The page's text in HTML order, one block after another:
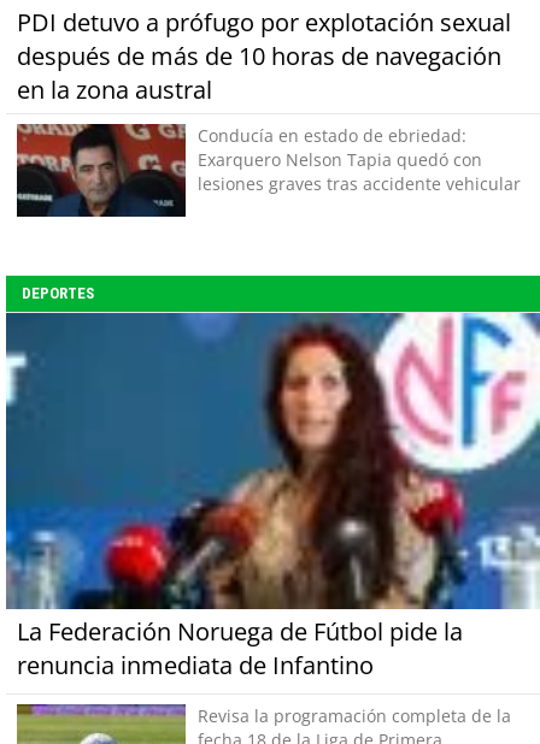
PDI detuvo a prófugo por explotación sexual
después de más de 10 horas de navegación
en la zona austral
Conducía en estado de ebriedad:
Exarquero Nelson Tapia quedó con
lesiones graves tras accidente vehicular
DEPORTES
La Federación Noruega de Fútbol pide la
renuncia inmediata de Infantino
Revisa la programación completa de la
fecha 18 de la Liga de Primera